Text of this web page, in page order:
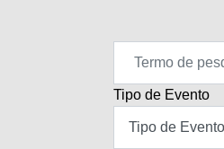
Tipo de Evento